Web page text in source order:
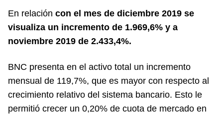
En relación con el mes de diciembre 2019 se
visualiza un incremento de 1.969,6% y a
noviembre 2019 de 2.433,4%.
BNC presenta en el activo total un incremento
mensual de 119,7%, que es mayor con respecto al
crecimiento relativo del sistema bancario. Esto le
permitió crecer un 0,20% de cuota de mercado en